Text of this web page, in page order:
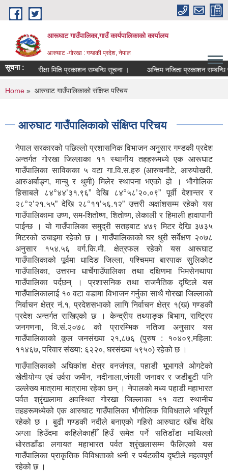
Skip to main content
आरूघाट गाउँपालिका,गाउँ कार्यपालिकाको कार्यालय
आरुघाट -गोरखा : गण्डकी प्रदेश, नेपाल
सूचना :परीक्षा मिति प्रकाशन सम्बन्धि सूचना । अन्तिम नजिता प्रकाशन सम्बन्धि सुचना
You are here
Home » आरुघाट गाउँपालिकाको संक्षिप्त परिचय
आरुघाट गाउँपालिकाको संक्षिप्त परिचय
नेपाल सरकारको पछिल्लो प्रशासनिक विभाजन अनुसार गण्डकी प्रदेश
अन्तर्गत गोरखा जिल्लाका ११ स्थानीय तहहरूमध्ये एक आरूघाट
गाउँपालिका साविकका ५ वटा गा.वि.स.हरु (आरुचनौटे, आरुपोखरी,
आरुअर्बाङ्ग, मान्बु र थुमी) मिलेर स्थापना भएको हो । भौगोलिक
हिसाबले ८४०४४’३१.९६” देखि ८४०५८’२०.०९” पूर्वी देशान्तर र
२८०२’२१.५५” देखि २८०११’५६.१२” उत्तरी अक्षांशसम्म रहेको यस
गाउँपालिकामा उष्ण, सम-शितोष्ण, शितोष्ण, लेकाली र हिमाली हावापानी
पाईन्छ । यो गाउँपालिका समुद्री सतहबाट ४७९ मिटर देखि ३७३५
मिटरको उचाइमा रहेको छ । गाउँपालिकाको घर धुरी सर्वेक्षण २०७८
अनुसार १५४.५६ वर्ग.कि.मी. क्षेत्रफल रहेको यस आरूघाट
गाउँपालिकाको पूर्वमा धादिङ जिल्ला, पश्चिममा बारपाक सुलिकोट
गाउँपालिका, उत्तरमा धार्चेगाउँपालिका तथा दक्षिणमा भिमसेनथापा
गाउँपालिका पर्दछन् । प्रशासनिक तथा राजनैतिक दृष्टिले यस
गाउँपालिकालाई १० वटा वडामा विभाजन गर्नुका साथै गोरखा जिल्लाको
निर्वाचन क्षेत्र नं.१, प्रदेशसभाको लागि निर्वाचन क्षेत्र १(ख) गण्डकी
प्रदेश अन्तर्गत राखिएको छ । केन्द्रीय तथ्याङ्क बिभाग, राष्ट्रिय
जनगणना, वि.सं.२०७८ को प्रारम्भिक नतिजा अनुसार यस
गाउँपालिकाको कूल जनसंख्या २१,८७६ (पुरुष : १०४०९,महिला:
११४६७, परिवार संख्या: ६२२०, घरसंख्या ५९५०) रहेको छ ।
गाउँपालिकाको अधिकांश क्षेत्र वनजंगल, पहाडी भूभागले ओगटेको
खेतीयोग्य एवं उर्वरा जमीन, नदीनाला,जंगली जनावर र जडीबुटी पनि
उल्लेख्य मात्रामा मात्रामा रहेका छन् । नेपालको मध्य पहाडी महाभारत
पर्वत श्रृंखलामा अवस्थित गोरखा जिल्लाका ११ वटा स्थानीय
तहहरूमध्येको एक आरुघाट गाउँपालिका भौगोलिक विविधताले भरिपूर्ण
रहेको छ । बुढी गण्डकी नदीले बनाएको गहिरो आरुघाट खोँच देखि
अग्ला हिउँदमा कहिलेकाहीँ हिउँ समेत पर्ने सतिडाँडा माथिल्लो
धोरतडाँडा लगायत महाभारत पर्वत श्रृंखलासम्म फैलिएको यस
गाउँपालिका प्राकृतिक विविधताको धनी र पर्यटकीय दृष्टीले महत्वपूर्ण
रहेको छ ।